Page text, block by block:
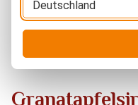
Granatapfelsirup –
Superfood